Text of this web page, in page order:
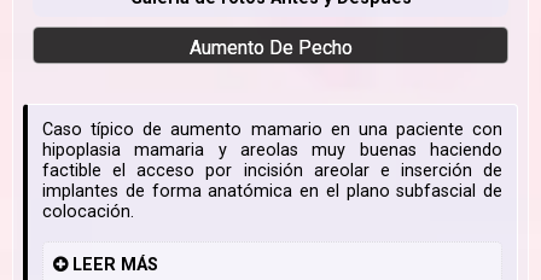
Aumento De Pecho
Caso típico de aumento mamario en una paciente con
hipoplasia mamaria y areolas muy buenas haciendo
factible el acceso por incisión areolar e inserción de
implantes de forma anatómica en el plano subfascial de
colocación.
LEER MÁS